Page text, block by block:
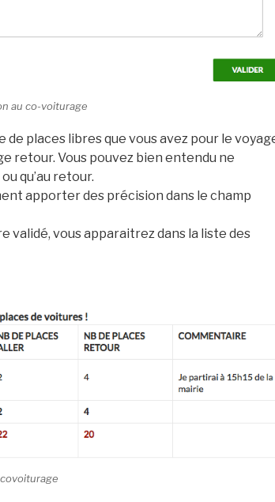
au co-voiturage
de places libres que vous avez pour le
retour. Vous pouvez bien entendu ne
qu’au retour.
apporter des précision dans le champ
validé, vous apparaitrez dans la liste des